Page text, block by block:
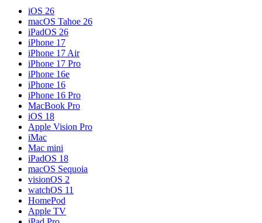
iOS 26
macOS Tahoe 26
iPadOS 26
iPhone 17
iPhone 17 Air
iPhone 17 Pro
iPhone 16e
iPhone 16
iPhone 16 Pro
MacBook Pro
iOS 18
Apple Vision Pro
iMac
Mac mini
iPadOS 18
macOS Sequoia
visionOS 2
watchOS 11
HomePod
Apple TV